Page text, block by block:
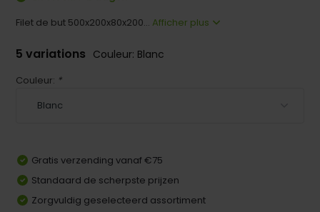
Filet de but 500x200x80x200... Afficher plus
5 variations Couleur: Blanc
Couleur: *
Gratis verzending vanaf €75
Standaard de scherpste prijzen
Zorgvuldig geselecteerd assortiment